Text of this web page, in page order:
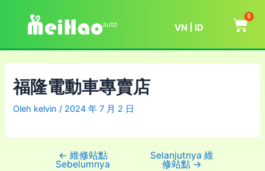
VN ID
0
福隆電動車專賣店
Oleh kelvin/ 2024 年 7 月 2 日
← 維修站點
Sebelumnya
Selanjutnya 維
修站點→